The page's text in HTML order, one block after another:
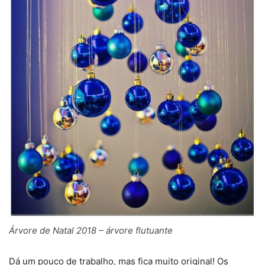
Árvore de Natal 2018 – árvore flutuante
Dá um pouco de trabalho, mas fica muito original! Os